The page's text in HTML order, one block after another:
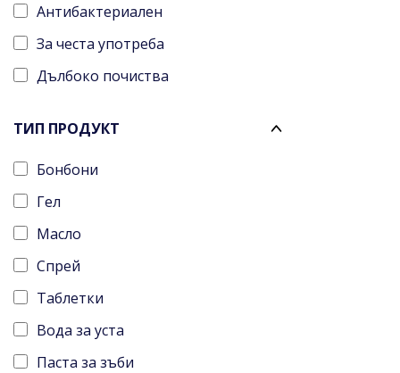
PHARMADOCT
Pansoral
Parodontax
Protefix
Sensodyne
URGO
iWhite
Бочко
Антибактериален
За честа употреба
Дълбоко почиства
ТИП ПРОДУКТ
Бонбони
Гел
Масло
Спрей
Таблетки
Вода за уста
Паста за зъби